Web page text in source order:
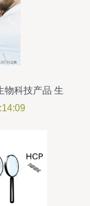
物科技产品 生